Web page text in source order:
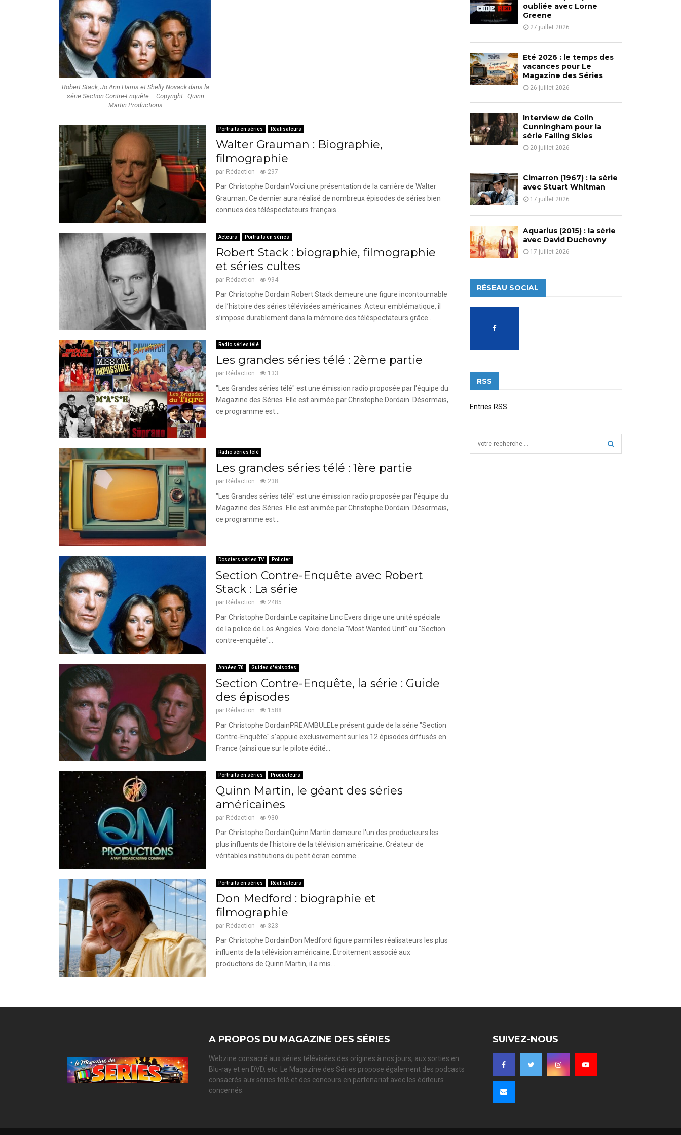
Robert Stack, Jo Ann Harris et Shelly Novack dans la
série Section Contre-Enquête – Copyright : Quinn
Martin Productions
Portraits en séries Réalisateurs
Walter Grauman : Biographie,
filmographie
par Rédaction 297
Par Christophe DordainVoici une présentation de la carrière de Walter
Grauman. Ce dernier aura réalisé de nombreux épisodes de séries bien
connues des téléspectateurs français....
Acteurs Portraits en séries
Robert Stack : biographie, filmographie
et séries cultes
par Rédaction 994
Par Christophe Dordain Robert Stack demeure une figure incontournable
de l’histoire des séries télévisées américaines. Acteur emblématique, il
s’impose durablement dans la mémoire des téléspectateurs grâce...
Radio séries télé
Les grandes séries télé : 2ème partie
par Rédaction 133
"Les Grandes séries télé" est une émission radio proposée par l'équipe du
Magazine des Séries. Elle est animée par Christophe Dordain. Désormais,
ce programme est...
Radio séries télé
Les grandes séries télé : 1ère partie
par Rédaction 238
"Les Grandes séries télé" est une émission radio proposée par l'équipe du
Magazine des Séries. Elle est animée par Christophe Dordain. Désormais,
ce programme est...
Dossiers séries TV Policier
Section Contre-Enquête avec Robert
Stack : La série
par Rédaction 2485
Par Christophe DordainLe capitaine Linc Evers dirige une unité spéciale
de la police de Los Angeles. Voici donc la "Most Wanted Unit" ou "Section
contre-enquête"...
Années 70 Guides d'épisodes
Section Contre-Enquête, la série : Guide
des épisodes
par Rédaction 1588
Par Christophe DordainPREAMBULELe présent guide de la série "Section
Contre-Enquête" s'appuie exclusivement sur les 12 épisodes diffusés en
France (ainsi que sur le pilote édité...
Portraits en séries Producteurs
Quinn Martin, le géant des séries
américaines
par Rédaction 930
Par Christophe DordainQuinn Martin demeure l'un des producteurs les
plus influents de l'histoire de la télévision américaine. Créateur de
véritables institutions du petit écran comme...
Portraits en séries Réalisateurs
Don Medford : biographie et
filmographie
par Rédaction 323
Par Christophe DordainDon Medford figure parmi les réalisateurs les plus
influents de la télévision américaine. Étroitement associé aux
productions de Quinn Martin, il a mis...
o
r
:
H
oubliée avec Lorne
Greene
27 juillet 2026
Eté 2026 : le temps des
vacances pour Le
Magazine des Séries
26 juillet 2026
Interview de Colin
Cunningham pour la
série Falling Skies
20 juillet 2026
Cimarron (1967) : la série
avec Stuart Whitman
17 juillet 2026
Aquarius (2015) : la série
avec David Duchovny
17 juillet 2026
RÉSEAU SOCIAL
RSS
Entries RSS
A PROPOS DU MAGAZINE DES SÉRIES
Webzine consacré aux séries télévisées des origines à nos jours, aux sorties en
Blu-ray et en DVD, etc. Le Magazine des Séries propose également des podcasts
consacrés aux séries télé et des concours en partenariat avec les éditeurs
concernés.
SUIVEZ-NOUS